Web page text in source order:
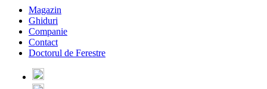
Magazin
Ghiduri
Companie
Contact
Doctorul de Ferestre